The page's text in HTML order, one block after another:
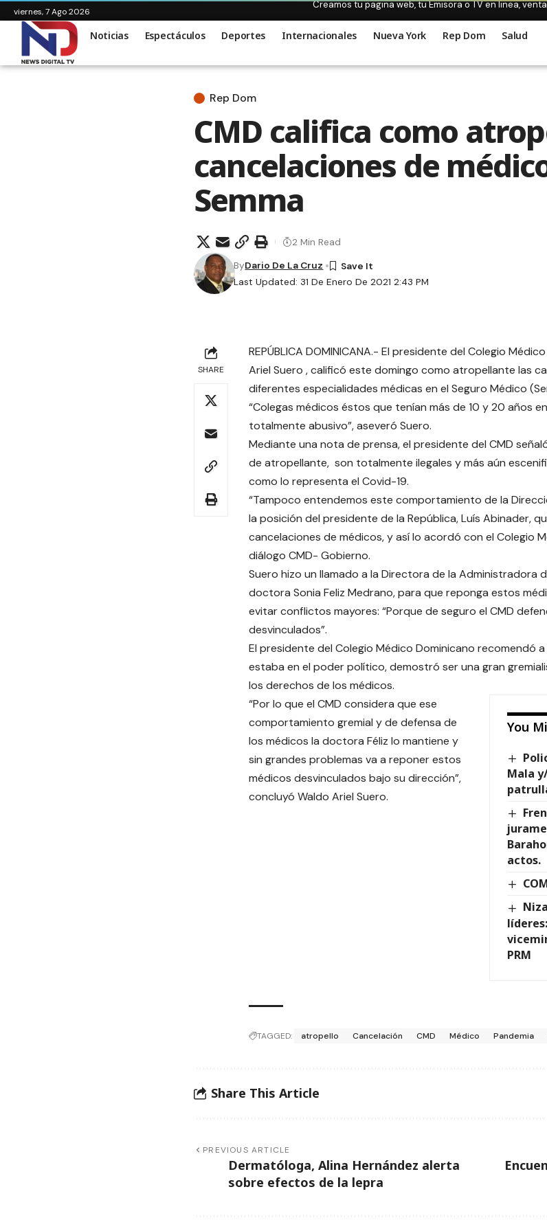
viernes, 7 Ago 2026
Creamos tu pagina web, tu Emisora o TV en linea,
Noticias Espectáculos Deportes Internacionales Nueva York Rep Dom Salud
Rep Dom
CMD califica como
cancelaciones de
Semma
Last Updated: 31 De Enero De 2021 2:43 PM
ByDario De La Cruz
2 Min Read
SHARE
REPÚBLICA DOMINICANA.- El presidente del Colegio
Ariel Suero , calificó este domingo como atropellante las
diferentes especialidades médicas en el Seguro Médico
“Colegas médicos éstos que tenían más de 10 y 20 años
totalmente abusivo”, aseveró Suero.
Mediante una nota de prensa, el presidente del CMD
de atropellante, son totalmente ilegales y más aún
como lo representa el Covid-19.
“Tampoco entendemos este comportamiento de la
la posición del presidente de la República, Luís Abinader,
cancelaciones de médicos, y así lo acordó con el Colegio
diálogo CMD- Gobierno.
Suero hizo un llamado a la Directora de la Administradora
doctora Sonia Feliz Medrano, para que reponga estos
evitar conflictos mayores: “Porque de seguro el CMD
desvinculados”.
El presidente del Colegio Médico Dominicano recomendó
estaba en el poder político, demostró ser una gran
los derechos de los médicos.
You
Mala
actos.
PRM
“Por lo que el CMD considera que ese
comportamiento gremial y de defensa de
los médicos la doctora Féliz lo mantiene y
sin grandes problemas va a reponer estos
médicos desvinculados bajo su dirección”,
concluyó Waldo Ariel Suero.
TAGGED: atropello Cancelación CMD Médico Pandemia
Share This Article
PREVIOUS ARTICLE
Dermatóloga, Alina Hernández alerta
sobre efectos de la lepra